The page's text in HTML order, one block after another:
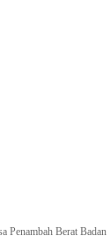
Penambah Berat Badan